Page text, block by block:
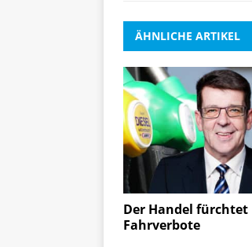
ÄHNLICHE ARTIKEL
Der Handel fürchtet
Fahrverbote